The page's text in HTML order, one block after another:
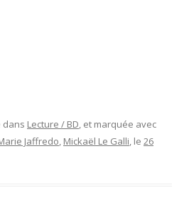
dans Lecture / BD, et marquée avec
Jaffredo, Mickaël Le Galli, le 26